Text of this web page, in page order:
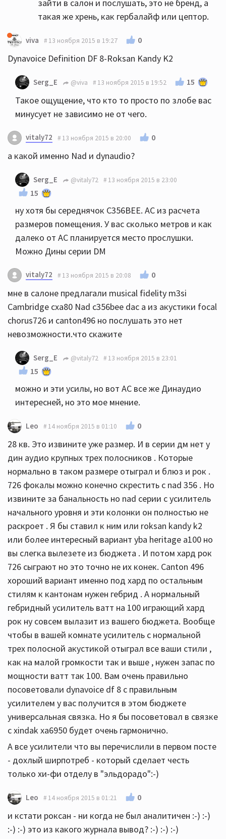
зайти в салон и послушать, это не бренд, а
такая же хрень, как гербалайф или цептор.
viva 13 ноября 2015 в 19:27 0
Dynavoice Definition DF 8-Roksan Kandy K2
Serg_E @viva 13 ноября 2015 в 19:52 15
Такое ощущение, что кто то просто по злобе вас
минусует не зависимо не от чего.
vitaly72 13 ноября 2015 в 20:00 0
а какой именно Nad и dynaudio?
Serg_E @vitaly72 13 ноября 2015 в 23:00
15
ну хотя бы середнячок С356ВЕЕ. АС из расчета
размеров помещения. У вас сколько метров и как
далеко от АС планируется место прослушки.
Можно Дины серии DM
vitaly72 13 ноября 2015 в 20:08 0
мне в салоне предлагали musical fidelity m3si
Cambridge cxa80 Nad c356bee dac а из акустики focal
chorus726 и canton496 но послушать это нет
невозможности.что скажите
Serg_E @vitaly72 13 ноября 2015 в 23:01
15
можно и эти усилы, но вот АС все же Динаудио
интересней, но это мое мнение.
Leo 14 ноября 2015 в 01:10 0
28 кв. Это извините уже размер. И в серии дм нет у
дин аудио крупных трех полосников . Которые
нормально в таком размере отыграл и блюз и рок .
726 фокалы можно конечно скрестить с nad 356 . Но
извините за банальность но nad серии c усилитель
начального уровня и эти колонки он полностью не
раскроет . Я бы ставил к ним или roksan kandy k2
или более интересный вариант yba heritage a100 но
вы слегка вылезете из бюджета . И потом хард рок
726 сыграют но это точно не их конек. Canton 496
хороший вариант именно под хард по остальным
стилям к кантонам нужен гебрид . А нормальный
гебридный усилитель ватт на 100 играющий хард
рок ну совсем вылазит из вашего бюджета. Вообще
чтобы в вашей комнате усилитель с нормальной
трех полосной акустикой отыграл все ваши стили ,
как на малой громкости так и выше , нужен запас по
мощности ватт так 100. Вам очень правильно
посоветовали dynavoice df 8 с правильным
усилителем у вас получится в этом бюджете
универсальная связка. Но я бы посоветовал в связке
с xindak xa6950 будет очень гармонично.
А все усилители что вы перечислили в первом посте
- дохлый ширпотреб - который сделает честь
только хи-фи отделу в "эльдорадо":-)
Leo 14 ноября 2015 в 01:21 0
и кстати роксан - ни когда не был аналитичен :-) :-)
:-) :-) это из какого журнала вывод? :-) :-) :-)